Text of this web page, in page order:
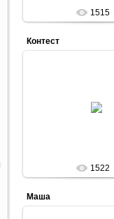
1515
Контест
1522
Маша